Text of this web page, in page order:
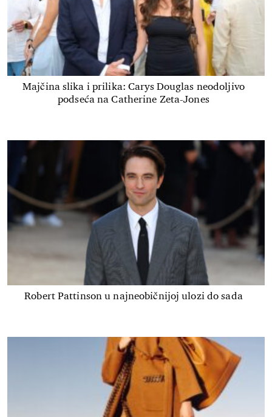
Majčina slika i prilika: Carys Douglas neodoljivo
podseća na Catherine Zeta-Jones
Robert Pattinson u najneobičnijoj ulozi do sada